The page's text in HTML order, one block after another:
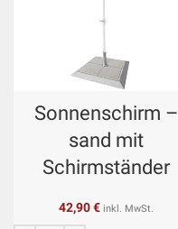
Sonnenschirm –
sand mit
Schirmständer
42,90€ inkl. MwSt.